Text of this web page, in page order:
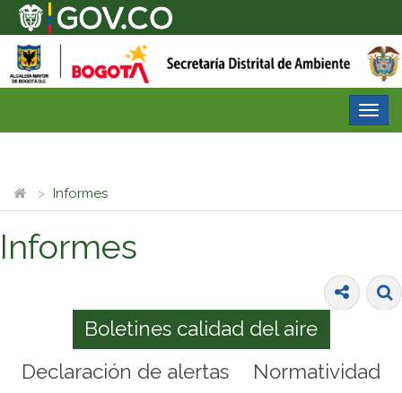
Informes
Informes
Boletines calidad del aire
Declaración de alertas
Normatividad